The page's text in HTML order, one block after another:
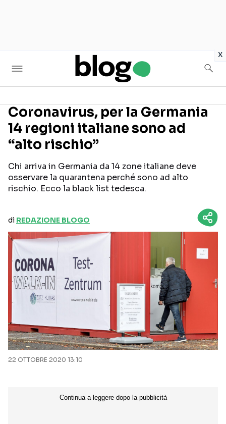
x
Seguici sui social
Coronavirus, per la Germania
14 regioni italiane sono ad
“alto rischio”
Chi arriva in Germania da 14 zone italiane deve
osservare la quarantena perché sono ad alto
rischio. Ecco la black list tedesca.
di REDAZIONE BLOGO
22 OTTOBRE 2020 13:10